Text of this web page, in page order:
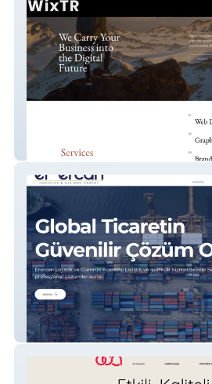
WixTR
Er-ercan